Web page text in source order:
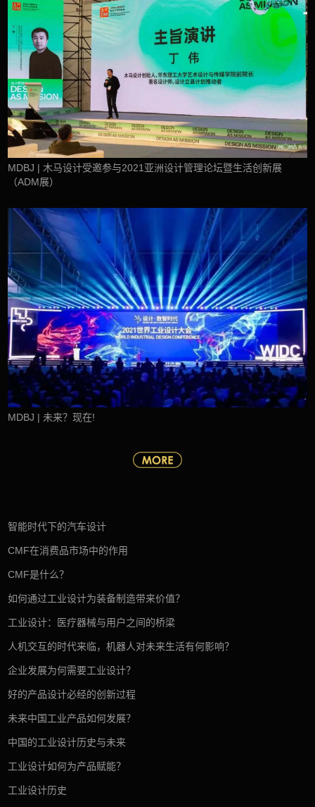
MDBJ | 木马设计受邀参与2021亚洲设计管理论坛暨生活创新展
（ADM展）
MDBJ | 未来？现在!
智能时代下的汽车设计
CMF在消费品市场中的作用
CMF是什么？
如何通过工业设计为装备制造带来价值？
工业设计：医疗器械与用户之间的桥梁
人机交互的时代来临，机器人对未来生活有何影响？
企业发展为何需要工业设计？
好的产品设计必经的创新过程
未来中国工业产品如何发展？
中国的工业设计历史与未来
工业设计如何为产品赋能？
工业设计历史